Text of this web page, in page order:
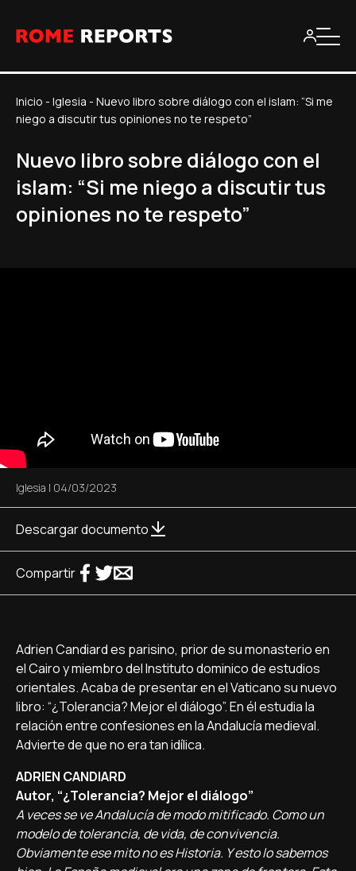
Inicio - Iglesia - Nuevo libro sobre diálogo con el islam: “Si me
niego a discutir tus opiniones no te respeto”
Nuevo libro sobre diálogo con el
islam: “Si me niego a discutir tus
opiniones no te respeto”
Iglesia | 04/03/2023
Descargar documento
Compartir
Adrien Candiard es parisino, prior de su monasterio en
el Cairo y miembro del Instituto dominico de estudios
orientales. Acaba de presentar en el Vaticano su nuevo
libro: “¿Tolerancia? Mejor el diálogo”. En él estudia la
relación entre confesiones en la Andalucía medieval.
Advierte de que no era tan idílica.
ADRIEN CANDIARD
Autor, “¿Tolerancia? Mejor el diálogo”
A veces se ve Andalucía de modo mitificado. Como un
modelo de tolerancia, de vida, de convivencia.
Obviamente ese mito no es Historia. Y esto lo sabemos